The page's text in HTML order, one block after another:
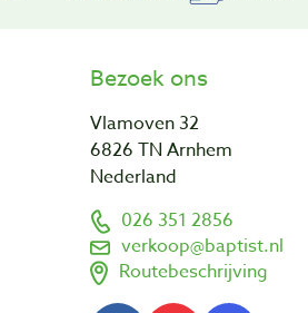
Bezoek ons
Vlamoven 32
6826 TN Arnhem
Nederland
026 351 2856
verkoop@baptist.nl
Routebeschrijving